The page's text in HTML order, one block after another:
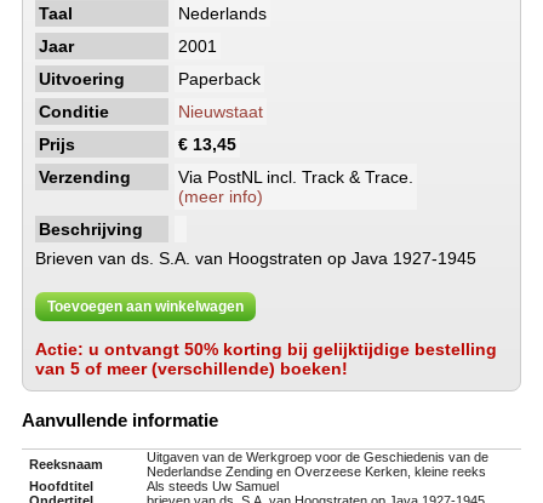
Taal
Nederlands
Jaar
2001
Uitvoering
Paperback
Conditie
Nieuwstaat
Prijs
€ 13,45
Verzending
Via PostNL incl. Track & Trace.
(meer info)
Beschrijving
Brieven van ds. S.A. van Hoogstraten op Java 1927-1945
Toevoegen aan winkelwagen
Actie: u ontvangt 50% korting bij gelijktijdige bestelling
van 5 of meer (verschillende) boeken!
Aanvullende informatie
Reeksnaam
Uitgaven van de Werkgroep voor de Geschiedenis van de
Nederlandse Zending en Overzeese Kerken, kleine reeks
Hoofdtitel
Als steeds Uw Samuel